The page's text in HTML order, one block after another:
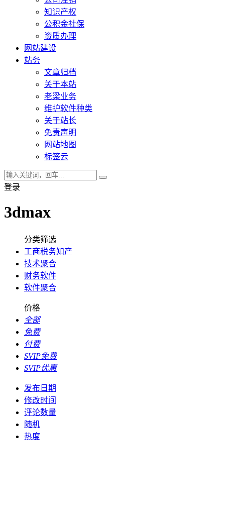
知识产权
公积金社保
资质办理
网站建设
站务
文章归档
关于本站
老梁业务
维护软件种类
关于站长
免责声明
网站地图
标签云
登录
3dmax
分类筛选
工商税务知产
技术聚合
财务软件
软件聚合
价格
全部
免费
付费
SVIP免费
SVIP优惠
发布日期
修改时间
评论数量
随机
热度